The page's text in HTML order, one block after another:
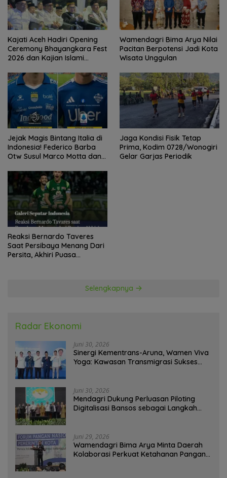
Kajati Aceh Hadiri Opening
Ceremony Bhayangkara Fest
2026 dan Kajian Islami
Adi Hidayat
Wamendagri Bima Arya Nilai
Pacitan Berpotensi Jadi Kota
Wisata Unggulan
Jejak Magis Bintang Italia di
Indonesia! Federico Barba
Otw Susul Marco Motta dan
Trofi?
Jaga Kondisi Fisik Tetap
Prima, Kodim 0728/Wonogiri
Gelar Garjas Periodik
Reaksi Bernardo Taveres
Saat Persibaya Menang Dari
Persita, Akhiri Puasa
Selengkapnya
Radar Ekonomi
Juni 30, 2026
Sinergi Kementrans-Aruna, Wamen Viva
Yoga: Kawasan Transmigrasi Sukses
Juni 30, 2026
Mendagri Dukung Perluasan Piloting
Digitalisasi Bansos sebagai Langkah
Juni 29, 2026
Wamendagri Bima Arya Minta Daerah
Kolaborasi Perkuat Ketahanan Pangan